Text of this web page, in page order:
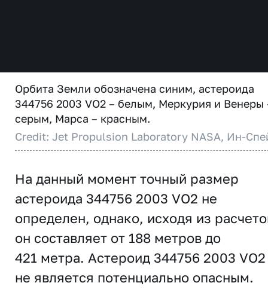
Орбита Земли обозначена синим, астероида
344756 2003 VO2 – белым, Меркурия и Венеры
серым, Марса – красным.
Credit: Jet Propulsion Laboratory NASA, Ин-
На данный момент точный размер
астероида 344756 2003 VO2 не
определен, однако, исходя из
он составляет от 188 метров до
421 метра. Астероид 344756 2003 VO2
не является потенциально опасным.